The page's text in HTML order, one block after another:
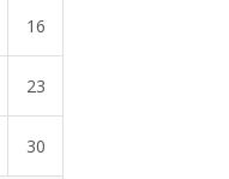
16
23
30